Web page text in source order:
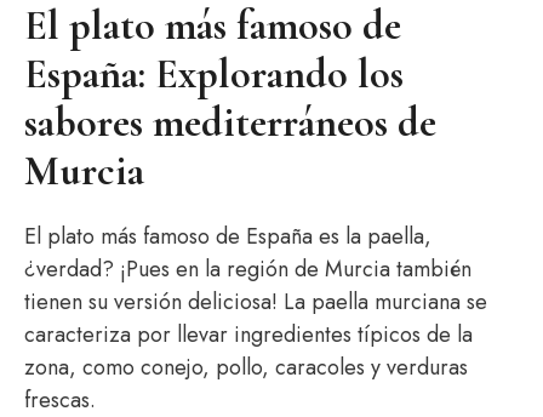
El plato más famoso de
España: Explorando los
sabores mediterráneos de
Murcia
El plato más famoso de España es la paella,
¿verdad? ¡Pues en la región de Murcia también
tienen su versión deliciosa! La paella murciana se
caracteriza por llevar ingredientes típicos de la
zona, como conejo, pollo, caracoles y verduras
frescas.